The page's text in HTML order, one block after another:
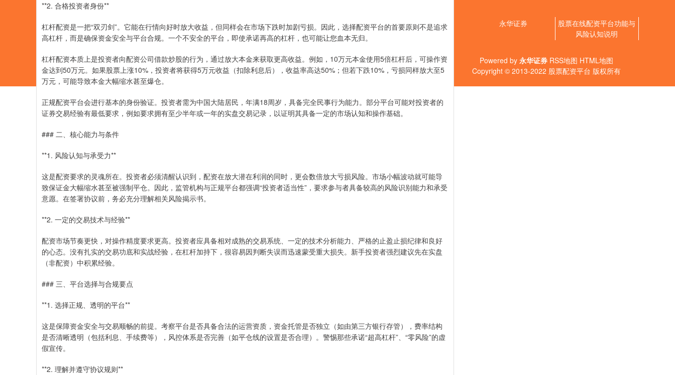
**2. 合格投资者身份**
杠杆配资是一把“双刃剑”。它能在行情向好时放大收益，但同样会在市场下跌时加剧亏损。因此，选择配资平台的首要原则不是追求
高杠杆，而是确保资金安全与平台合规。一个不安全的平台，即使承诺再高的杠杆，也可能让您血本无归。
杠杆配资本质上是投资者向配资公司借款炒股的行为，通过放大本金来获取更高收益。例如，10万元本金使用5倍杠杆后，可操作资
金达到50万元。如果股票上涨10%，投资者将获得5万元收益（扣除利息后），收益率高达50%；但若下跌10%，亏损同样放大至5
万元，可能导致本金大幅缩水甚至爆仓。
正规配资平台会进行基本的身份验证。投资者需为中国大陆居民，年满18周岁，具备完全民事行为能力。部分平台可能对投资者的
证券交易经验有最低要求，例如要求拥有至少半年或一年的实盘交易记录，以证明其具备一定的市场认知和操作基础。
### 二、核心能力与条件
**1. 风险认知与承受力**
这是配资要求的灵魂所在。投资者必须清醒认识到，配资在放大潜在利润的同时，更会数倍放大亏损风险。市场小幅波动就可能导
致保证金大幅缩水甚至被强制平仓。因此，监管机构与正规平台都强调“投资者适当性”，要求参与者具备较高的风险识别能力和承受
意愿。在签署协议前，务必充分理解相关风险揭示书。
**2. 一定的交易技术与经验**
配资市场节奏更快，对操作精度要求更高。投资者应具备相对成熟的交易系统、一定的技术分析能力、严格的止盈止损纪律和良好
的心态。没有扎实的交易功底和实战经验，在杠杆加持下，很容易因判断失误而迅速蒙受重大损失。新手投资者强烈建议先在实盘
（非配资）中积累经验。
### 三、平台选择与合规要点
**1. 选择正规、透明的平台**
这是保障资金安全与交易顺畅的前提。考察平台是否具备合法的运营资质，资金托管是否独立（如由第三方银行存管），费率结构
是否清晰透明（包括利息、手续费等），风控体系是否完善（如平仓线的设置是否合理）。警惕那些承诺“超高杠杆”、“零风险”的虚
假宣传。
**2. 理解并遵守协议规则**
永华证券
股票在线配资平台功能与
风险认知说明
Powered by 永华证券 RSS地图 HTML地图
Copyright © 2013-2022 股票配资平台 版权所有